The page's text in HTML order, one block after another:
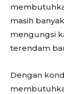
masih
mengungsi
terendam
Dengan